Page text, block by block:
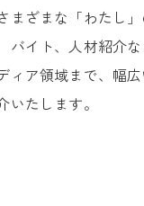
まざまな「わたし
イト、人材紹介な
ィア領域まで、幅
たします。